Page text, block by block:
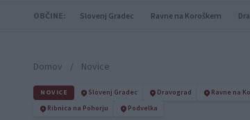
OBČINE: Slovenj Gradec Ravne na Koroškem
Domov / Novice
NOVICE Slovenj Gradec Dravograd Ravne na
Ribnica na Pohorju
Podvelka